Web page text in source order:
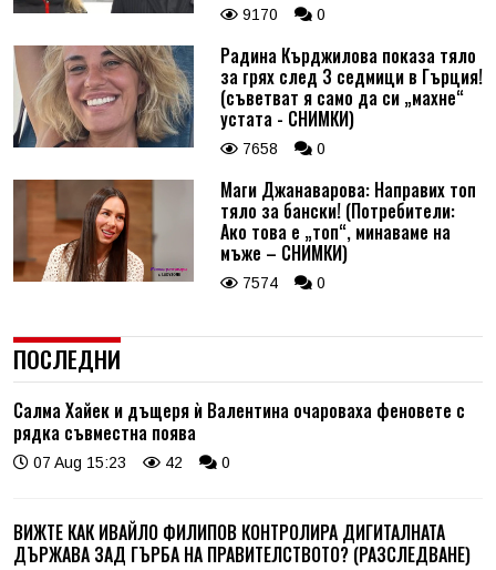
9170 0
Радина Кърджилова показа тяло
за грях след 3 седмици в Гърция!
(съветват я само да си „махне“
устата - СНИМКИ)
7658 0
Маги Джанаварова: Направих топ
тяло за бански! (Потребители:
Ако това е „топ“, минаваме на
мъже – СНИМКИ)
7574 0
ПОСЛЕДНИ
Салма Хайек и дъщеря ѝ Валентина очароваха феновете с
рядка съвместна поява
07 Aug 15:23 42 0
ВИЖТЕ КАК ИВАЙЛО ФИЛИПОВ КОНТРОЛИРА ДИГИТАЛНАТА
ДЪРЖАВА ЗАД ГЪРБА НА ПРАВИТЕЛСТВОТО? (РАЗСЛЕДВАНЕ)